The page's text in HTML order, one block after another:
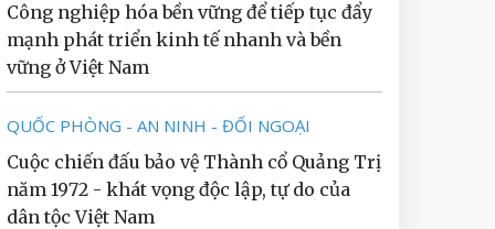
Công nghiệp hóa bền vững để tiếp tục đẩy
mạnh phát triển kinh tế nhanh và bền
vững ở Việt Nam
QUỐC PHÒNG - AN NINH - ĐỐI NGOẠI
Cuộc chiến đấu bảo vệ Thành cổ Quảng Trị
năm 1972 - khát vọng độc lập, tự do của
dân tộc Việt Nam